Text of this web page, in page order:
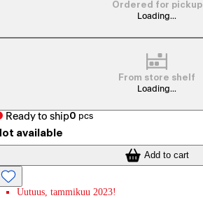
Ordered for pickup
Loading...
From store shelf
Loading...
Ready to ship0 pcs
available
Add to cart
Uutuus, tammikuu 2023!